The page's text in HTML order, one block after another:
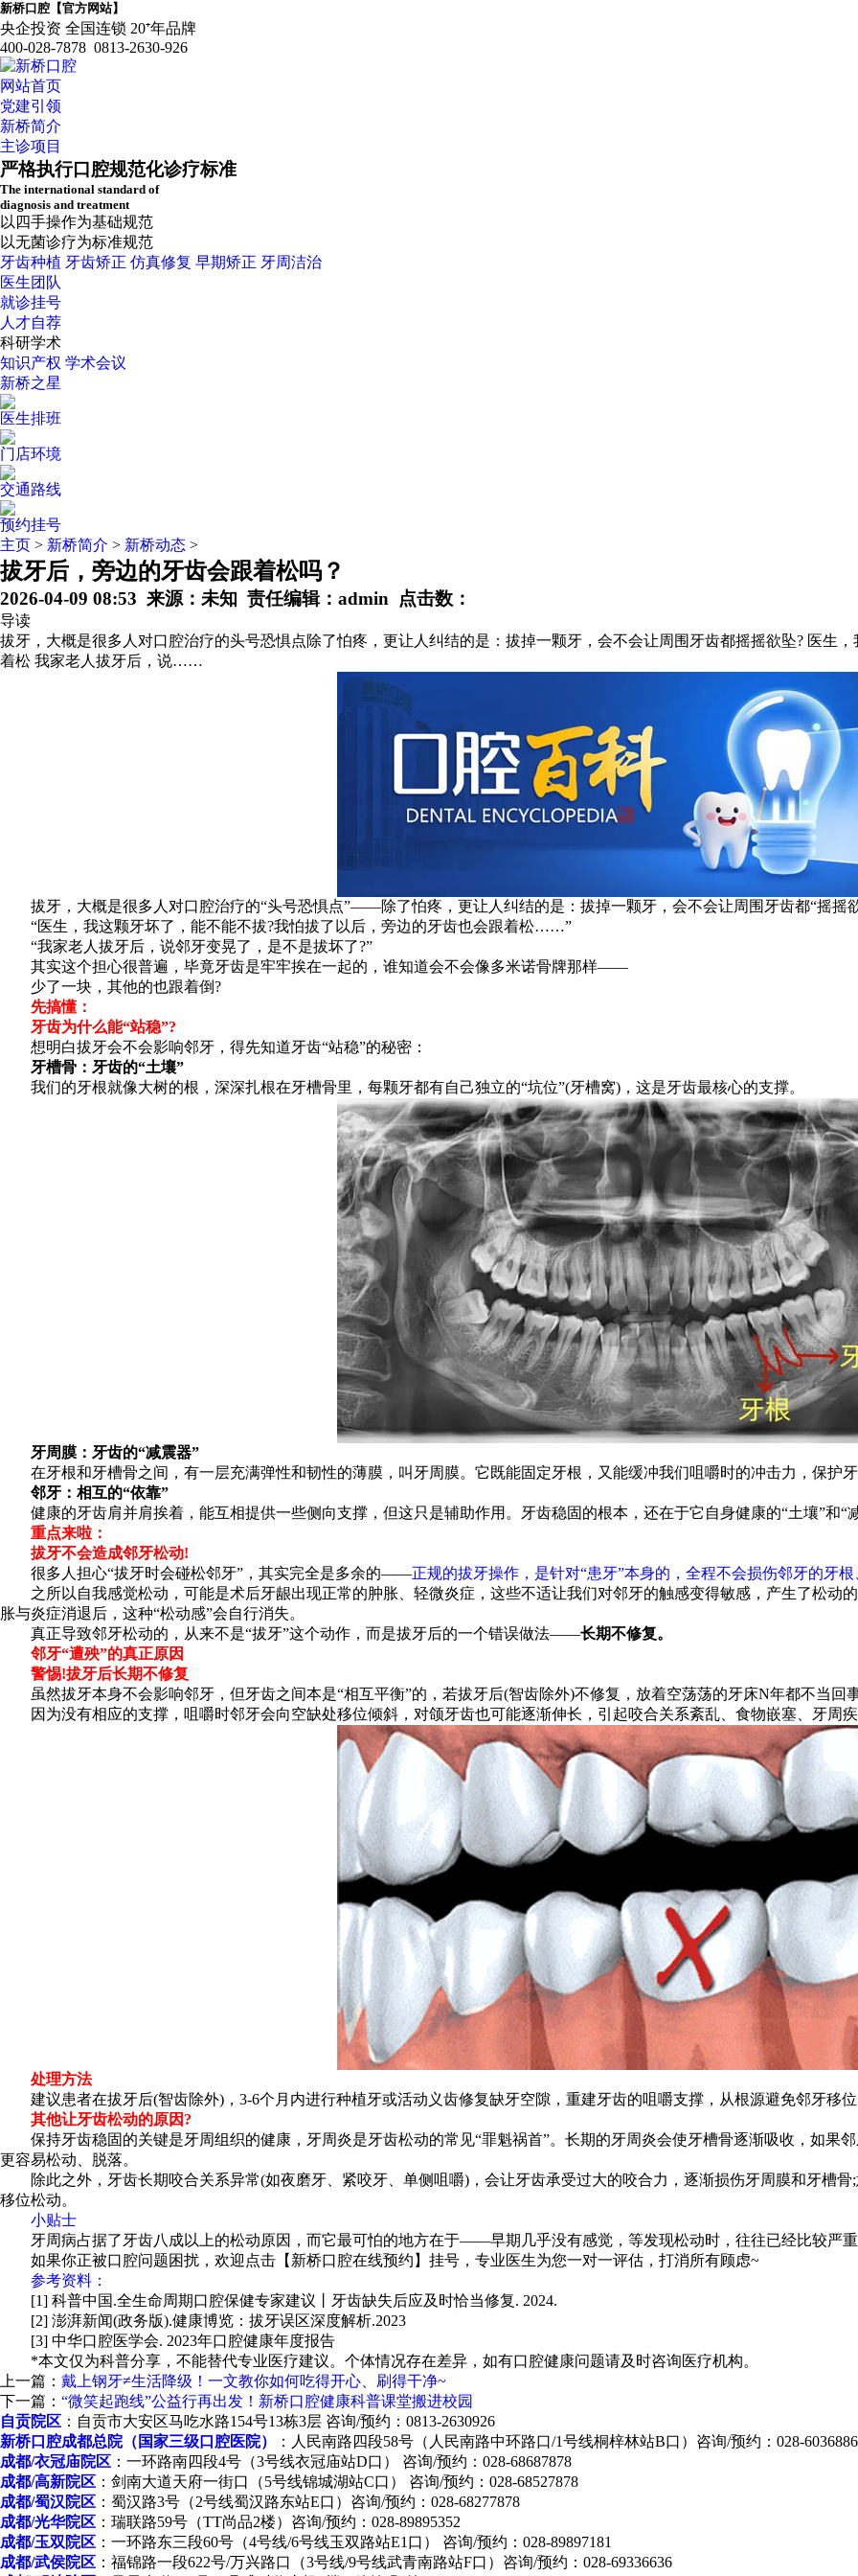
新桥口腔【官方网站】
央企投资 全国连锁 20⁺年品牌
400-028-7878 0813-2630-926
网站首页
党建引领
新桥简介
主诊项目
严格执行口腔规范化诊疗标准
The international standard of
diagnosis and treatment
以四手操作为基础规范
以无菌诊疗为标准规范
牙齿种植 牙齿矫正 仿真修复 早期矫正 牙周洁治
医生团队
就诊挂号
人才自荐
科研学术
知识产权 学术会议
新桥之星
医生排班
门店环境
交通路线
预约挂号
主页 > 新桥简介 > 新桥动态 >
拔牙后，旁边的牙齿会跟着松吗？
2026-04-09 08:53 来源：未知 责任编辑：admin 点击数：
导读
拔牙，大概是很多人对口腔治疗的头号恐惧点除了怕疼，更让人纠结的是：拔掉一颗牙，会不会让周围牙齿都摇摇欲坠? 医生
着松 我家老人拔牙后，说……
拔牙，大概是很多人对口腔治疗的“头号恐惧点”——除了怕疼，更让人纠结的是：拔掉一颗牙，会不会让周围牙齿都“摇摇
“医生，我这颗牙坏了，能不能不拔?我怕拔了以后，旁边的牙齿也会跟着松……”
“我家老人拔牙后，说邻牙变晃了，是不是拔坏了?”
其实这个担心很普遍，毕竟牙齿是牢牢挨在一起的，谁知道会不会像多米诺骨牌那样——
少了一块，其他的也跟着倒?
先搞懂：
牙齿为什么能“站稳”?
想明白拔牙会不会影响邻牙，得先知道牙齿“站稳”的秘密：
牙槽骨：牙齿的“土壤”
我们的牙根就像大树的根，深深扎根在牙槽骨里，每颗牙都有自己独立的“坑位”(牙槽窝)，这是牙齿最核心的支撑。
牙周膜：牙齿的“减震器”
在牙根和牙槽骨之间，有一层充满弹性和韧性的薄膜，叫牙周膜。它既能固定牙根，又能缓冲我们咀嚼时的冲击力，保护
邻牙：相互的“依靠”
健康的牙齿肩并肩挨着，能互相提供一些侧向支撑，但这只是辅助作用。牙齿稳固的根本，还在于它自身健康的“土壤”和“
重点来啦：
拔牙不会造成邻牙松动!
很多人担心“拔牙时会碰松邻牙”，其实完全是多余的——正规的拔牙操作，是针对“患牙”本身的，全程不会损伤邻牙的牙
之所以自我感觉松动，可能是术后牙龈出现正常的肿胀、轻微炎症，这些不适让我们对邻牙的触感变得敏感，产生了松动
胀与炎症消退后，这种“松动感”会自行消失。
真正导致邻牙松动的，从来不是“拔牙”这个动作，而是拔牙后的一个错误做法——长期不修复。
邻牙“遭殃”的真正原因
警惕!拔牙后长期不修复
虽然拔牙本身不会影响邻牙，但牙齿之间本是“相互平衡”的，若拔牙后(智齿除外)不修复，放着空荡荡的牙床N年都不当回
因为没有相应的支撑，咀嚼时邻牙会向空缺处移位倾斜，对颌牙齿也可能逐渐伸长，引起咬合关系紊乱、食物嵌塞、牙周
处理方法
建议患者在拔牙后(智齿除外)，3-6个月内进行种植牙或活动义齿修复缺牙空隙，重建牙齿的咀嚼支撑，从根源避免邻牙移
其他让牙齿松动的原因?
保持牙齿稳固的关键是牙周组织的健康，牙周炎是牙齿松动的常见“罪魁祸首”。长期的牙周炎会使牙槽骨逐渐吸收，如果
更容易松动、脱落。
除此之外，牙齿长期咬合关系异常(如夜磨牙、紧咬牙、单侧咀嚼)，会让牙齿承受过大的咬合力，逐渐损伤牙周膜和牙槽骨
移位松动。
小贴士
牙周病占据了牙齿八成以上的松动原因，而它最可怕的地方在于——早期几乎没有感觉，等发现松动时，往往已经比较严
如果你正被口腔问题困扰，欢迎点击【新桥口腔在线预约】挂号，专业医生为您一对一评估，打消所有顾虑~
参考资料：
[1] 科普中国.全生命周期口腔保健专家建议丨牙齿缺失后应及时恰当修复. 2024.
[2] 澎湃新闻(政务版).健康博览：拔牙误区深度解析.2023
[3] 中华口腔医学会. 2023年口腔健康年度报告
*本文仅为科普分享，不能替代专业医疗建议。个体情况存在差异，如有口腔健康问题请及时咨询医疗机构。
上一篇： 戴上钢牙≠生活降级！一文教你如何吃得开心、刷得干净~
下一篇： “微笑起跑线”公益行再出发！新桥口腔健康科普课堂搬进校园
自贡院区 ：自贡市大安区马吃水路154号13栋3层 咨询/预约：0813-2630926
新桥口腔成都总院（国家三级口腔医院）
：人民南路四段58号（人民南路中环路口/1号线桐梓林站B口）咨询/预约：028-
成都/衣冠庙院区 ：一环路南四段4号（3号线衣冠庙站D口） 咨询/预约：028-68687878
成都/高新院区 ：剑南大道天府一街口（5号线锦城湖站C口） 咨询/预约：028-68527878
成都/蜀汉院区 ：蜀汉路3号（2号线蜀汉路东站E口）咨询/预约：028-68277878
成都/光华院区 ：瑞联路59号（TT尚品2楼）咨询/预约：028-89895352
成都/玉双院区 ：一环路东三段60号（4号线/6号线玉双路站E1口） 咨询/预约：028-89897181
成都/武侯院区 ：福锦路一段622号/万兴路口（3号线/9号线武青南路站F口）咨询/预约：028-69336636